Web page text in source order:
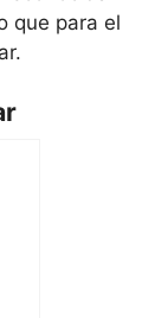
que para el